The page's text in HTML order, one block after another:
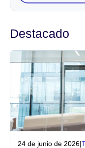
Destacado
24 de junio de 2026|